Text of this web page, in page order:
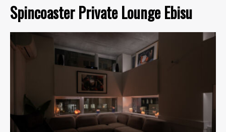
Spincoaster Private Lounge Ebisu